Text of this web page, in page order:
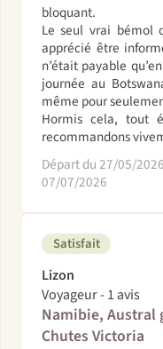
bloquant.
Le seul vrai bémol
apprécié être
n’était payable
journée au
même pour
Hormis cela, tout
recommandons
Départ du 27/05/
07/07/2026
Satisfait
Lizon
Voyageur - 1 avis
Namibie, Austral
Chutes Victoria